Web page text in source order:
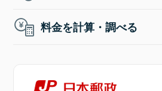
料金を計算・調べる